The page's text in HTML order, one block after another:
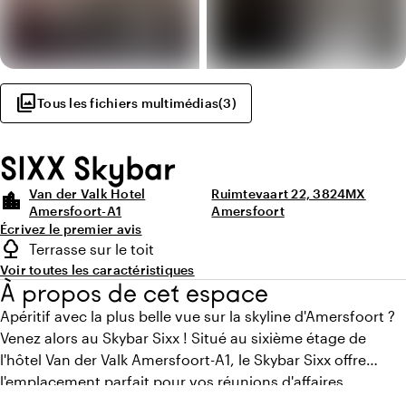
photo_libraryTous les fichiers multimédias(3)
SIXX Skybar
location_city Van der Valk Hotel
Amersfoort-A1
Ruimtevaart 22, 3824MX
Amersfoort
Écrivez le premier avis
Points forts
nature
Type d'espace extérieur
Terrasse sur le toit
Voir toutes les caractéristiques
À propos de cet espace
Apéritif avec la plus belle vue sur la skyline d'Amersfoort ?
Venez alors au Skybar Sixx ! Situé au sixième étage de
l'hôtel Van der Valk Amersfoort-A1, le Skybar Sixx offre
l'emplacement parfait pour vos réunions d'affaires,